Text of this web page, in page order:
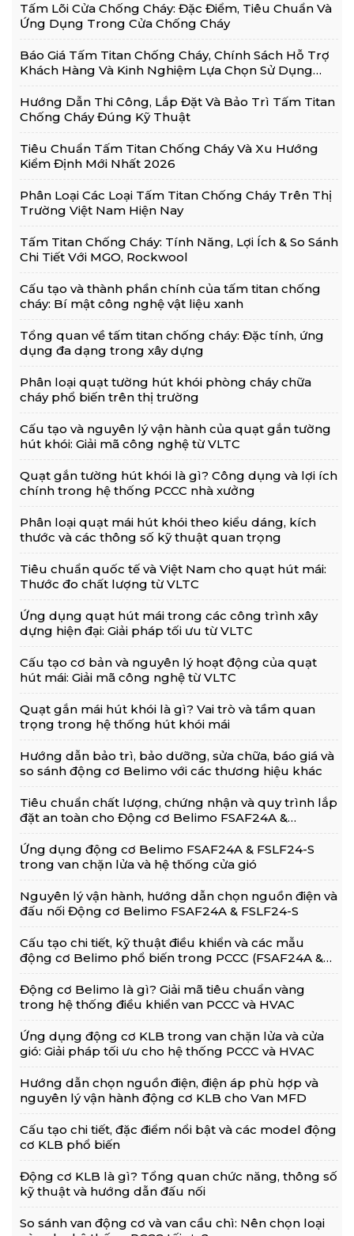
Tấm Lõi Cửa Chống Cháy: Đặc Điểm, Tiêu Chuẩn Và
Ứng Dụng Trong Cửa Chống Cháy
Báo Giá Tấm Titan Chống Cháy, Chính Sách Hỗ Trợ
Khách Hàng Và Kinh Nghiệm Lựa Chọn Sử Dụng
Hướng Dẫn Thi Công, Lắp Đặt Và Bảo Trì Tấm Titan
Chống Cháy Đúng Kỹ Thuật
Tiêu Chuẩn Tấm Titan Chống Cháy Và Xu Hướng
Kiểm Định Mới Nhất 2026
Phân Loại Các Loại Tấm Titan Chống Cháy Trên Thị
Trường Việt Nam Hiện Nay
Tấm Titan Chống Cháy: Tính Năng, Lợi Ích & So Sánh
Chi Tiết Với MGO, Rockwool
Cấu tạo và thành phần chính của tấm titan chống
cháy: Bí mật công nghệ vật liệu xanh
Tổng quan về tấm titan chống cháy: Đặc tính, ứng
dụng đa dạng trong xây dựng
Phân loại quạt tường hút khói phòng cháy chữa
cháy phổ biến trên thị trường
Cấu tạo và nguyên lý vận hành của quạt gắn tường
hút khói: Giải mã công nghệ từ VLTC
Quạt gắn tường hút khói là gì? Công dụng và lợi ích
chính trong hệ thống PCCC nhà xưởng
Phân loại quạt mái hút khói theo kiểu dáng, kích
thước và các thông số kỹ thuật quan trọng
Tiêu chuẩn quốc tế và Việt Nam cho quạt hút mái:
Thước đo chất lượng từ VLTC
Ứng dụng quạt hút mái trong các công trình xây
dựng hiện đại: Giải pháp tối ưu từ VLTC
Cấu tạo cơ bản và nguyên lý hoạt động của quạt
hút mái: Giải mã công nghệ từ VLTC
Quạt gắn mái hút khói là gì? Vai trò và tầm quan
trọng trong hệ thống hút khói mái
Hướng dẫn bảo trì, bảo dưỡng, sửa chữa, báo giá và
so sánh động cơ Belimo với các thương hiệu khác
Tiêu chuẩn chất lượng, chứng nhận và quy trình lắp
đặt an toàn cho Động cơ Belimo FSAF24A &
Ứng dụng động cơ Belimo FSAF24A & FSLF24-S
trong van chặn lửa và hệ thống cửa gió
Nguyên lý vận hành, hướng dẫn chọn nguồn điện và
đấu nối Động cơ Belimo FSAF24A & FSLF24-S
Cấu tạo chi tiết, kỹ thuật điều khiển và các mẫu
động cơ Belimo phổ biến trong PCCC (FSAF24A &
Động cơ Belimo là gì? Giải mã tiêu chuẩn vàng
trong hệ thống điều khiển van PCCC và HVAC
Ứng dụng động cơ KLB trong van chặn lửa và cửa
gió: Giải pháp tối ưu cho hệ thống PCCC và HVAC
Hướng dẫn chọn nguồn điện, điện áp phù hợp và
nguyên lý vận hành động cơ KLB cho Van MFD
Cấu tạo chi tiết, đặc điểm nổi bật và các model động
cơ KLB phổ biến
Động cơ KLB là gì? Tổng quan chức năng, thông số
kỹ thuật và hướng dẫn đấu nối
So sánh van động cơ và van cầu chì: Nên chọn loại